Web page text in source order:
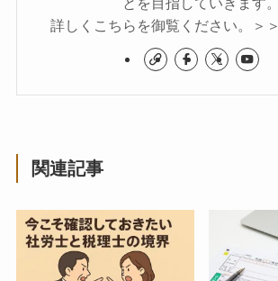
詳しくこちらを御覧ください。＞＞
関連記事